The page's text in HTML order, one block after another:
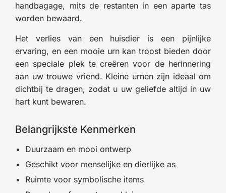
handbagage, mits de restanten in een aparte tas
worden bewaard.
Het verlies van een huisdier is een pijnlijke
ervaring, en een mooie urn kan troost bieden door
een speciale plek te creëren voor de herinnering
aan uw trouwe vriend. Kleine urnen zijn ideaal om
dichtbij te dragen, zodat u uw geliefde altijd in uw
hart kunt bewaren.
Belangrijkste Kenmerken
Duurzaam en mooi ontwerp
Geschikt voor menselijke en dierlijke as
Ruimte voor symbolische items